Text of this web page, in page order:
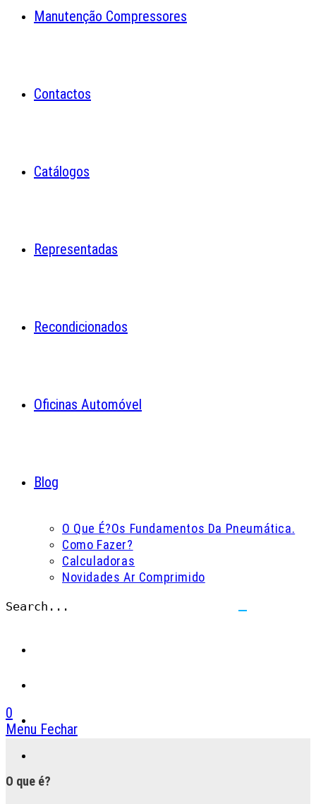
Manutenção Compressores
Contactos
Catálogos
Representadas
Recondicionados
Oficinas Automóvel
Blog
O Que É?Os Fundamentos Da Pneumática.
Como Fazer?
Calculadoras
Novidades Ar Comprimido
Search...
0
Menu Fechar
button
O que é?